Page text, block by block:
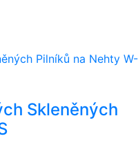
Skleněných